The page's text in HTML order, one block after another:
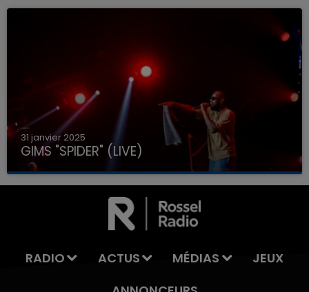
31 janvier 2025
GIMS "SPIDER" (LIVE)
RADIO ACTUS MÉDIAS
JEUX